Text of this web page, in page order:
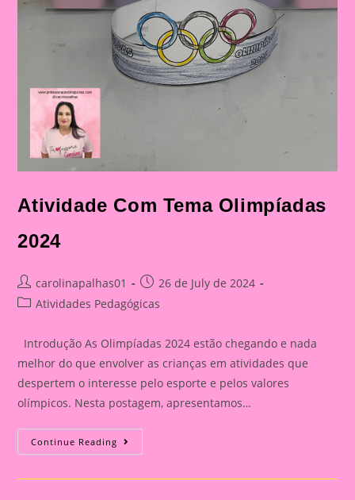
Atividade Com Tema Olimpíadas
2024
Post
author:
carolinapalhas01
Post
published:
26 de July de 2024
PostAtividades Pedagógicas
Introdução As Olimpíadas 2024 estão chegando e nada
melhor do que envolver as crianças em atividades que
despertem o interesse pelo esporte e pelos valores
olímpicos. Nesta postagem, apresentamos…
Continue Reading Atividade
Com
Olimpíadas